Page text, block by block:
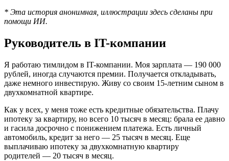
* Эта история анонимная, иллюстрации здесь сделаны при
помощи ИИ.
Руководитель в IT-компании
Я работаю тимлидом в IT-компании. Моя зарплата — 190 000
рублей, иногда случаются премии. Получается откладывать,
даже немного инвестирую. Живу со своим 15-летним сыном в
двухкомнатной квартире.
Как у всех, у меня тоже есть кредитные обязательства. Плачу
ипотеку за квартиру, но всего 10 тысяч в месяц: брала ее давно
и гасила досрочно с понижением платежа. Есть личный
автомобиль, кредит за него — 25 тысяч в месяц. Еще
выплачиваю ипотеку за двухкомнатную квартиру
родителей — 20 тысяч в месяц.